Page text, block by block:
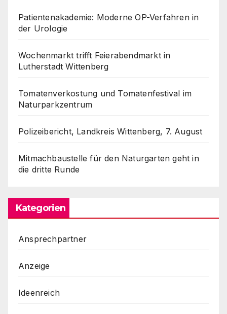
Patientenakademie: Moderne OP-Verfahren in
der Urologie
Wochenmarkt trifft Feierabendmarkt in
Lutherstadt Wittenberg
Tomatenverkostung und Tomatenfestival im
Naturparkzentrum
Polizeibericht, Landkreis Wittenberg, 7. August
Mitmachbaustelle für den Naturgarten geht in
die dritte Runde
Kategorien
Ansprechpartner
Anzeige
Ideenreich